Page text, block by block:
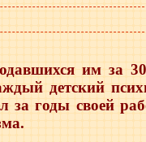
им за
детский
за годы своей